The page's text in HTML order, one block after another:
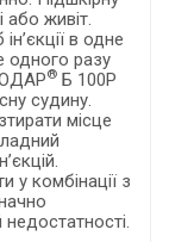
або живіт.
в одне
одного разу
® Б 100Р
судину.
місце
у комбінації з